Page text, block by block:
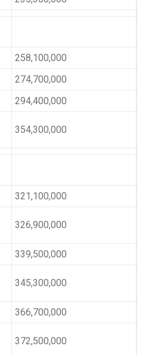
258,100,000
274,700,000
294,400,000
354,300,000
321,100,000
326,900,000
339,500,000
345,300,000
366,700,000
372,500,000